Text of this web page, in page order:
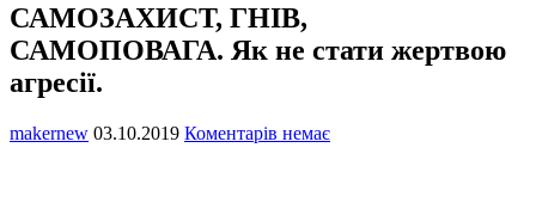
САМОЗАХИСТ, ГНІВ,
САМОПОВАГА. Як не стати жертвою
агресії.
makernew 03.10.2019 Коментарів немає